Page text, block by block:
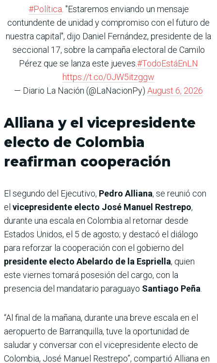
#Política . "Estaremos enviando un mensaje
contundente de unidad y compromiso con el futuro de
nuestra capital", dijo Daniel Fernández, presidente de la
seccional 17, sobre la campaña electoral de Camilo
Pérez que se lanza este jueves.#TodoEstáEnLN
https://t.co/0JW5itzggw
— Diario La Nación (@LaNacionPy) August 6, 2026
Alliana y el vicepresidente
electo de Colombia
reafirman cooperación
El segundo del Ejecutivo, Pedro Alliana, se reunió con
el vicepresidente electo José Manuel Restrepo,
durante una escala en Colombia al retornar desde
Estados Unidos, el 5 de agosto; y destacó el diálogo
para reforzar la cooperación con el gobierno del
presidente electo Abelardo de la Espriella, quien
este viernes tomará posesión del cargo, con la
presencia del mandatario paraguayo Santiago Peña
“Al final de la mañana, durante una breve escala en el
aeropuerto de Barranquilla, tuve la oportunidad de
saludar y conversar con el vicepresidente electo de
Colombia, José Manuel Restrepo”, compartió Alliana en